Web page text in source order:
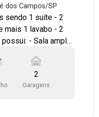
dos Campos/SP
mais 1 lavabo - 2
na suíte - Ar
- Cortina em
sacada - Mobiliado
2
Garagens